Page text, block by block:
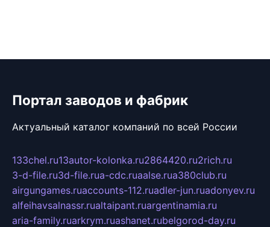
Портал заводов и фабрик
Актуальный каталог компаний по всей России
133chel.ru13autor-kolonka.ru2864420.ru2rich.ru
3-d-file.ru3d-file.rua-cdc.ruaalse.rua380club.ru
airgungames.ruaccounts-112.ruadler-jun.ruadonyev.ru
alfeihavsalnassr.rualtaipant.ruargentinamia.ru
aria-family.ruarkrym.ruashanet.rubelgorod-day.ru